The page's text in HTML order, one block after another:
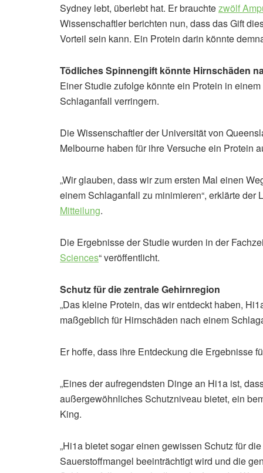
Sydney lebt, überlebt hat. Er brauchtezwölf
Wissenschaftler berichten nun, dass das Gift
Vorteil sein kann. Ein Protein darin könnte
Tödliches Spinnengift könnte Hirnschäden
Einer Studie zufolge könnte ein Protein in
Schlaganfall verringern.
Die Wissenschaftler der Universität von
Melbourne haben für ihre Versuche ein Protein
„Wir glauben, dass wir zum ersten Mal einen
einem Schlaganfall zu minimieren“, erklärte
Mitteilung.
Die Ergebnisse der Studie wurden in der
Sciences“ veröffentlicht.
Schutz für die zentrale Gehirnregion
„Das kleine Protein, das wir entdeckt haben,
maßgeblich für Hirnschäden nach einem
Er hoffe, dass ihre Entdeckung die Ergebnisse
„Eines der aufregendsten Dinge an Hi1a ist,
außergewöhnliches Schutzniveau bietet, ein
King.
„Hi1a bietet sogar einen gewissen Schutz für
Sauerstoffmangel beeinträchtigt wird und die